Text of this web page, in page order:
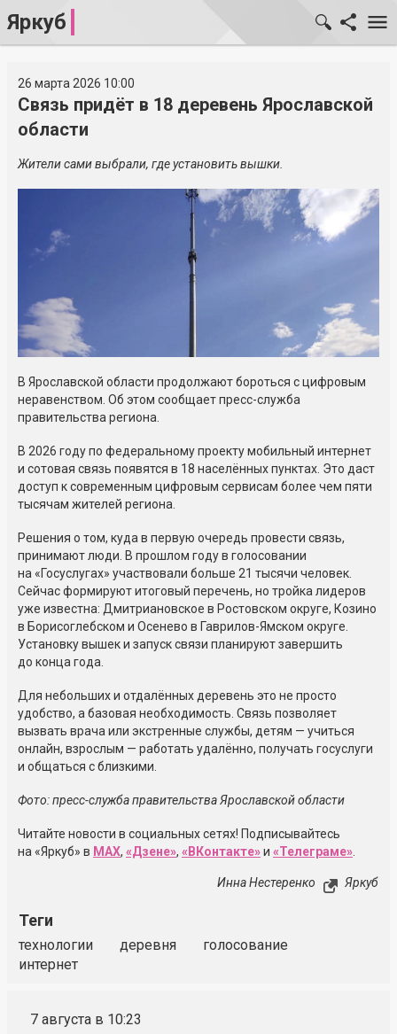
Яркуб
26 марта 2026 10:00
Связь придёт в 18 деревень Ярославской
области
Жители сами выбрали, где установить вышки.
В Ярославской области продолжают бороться с цифровым
неравенством. Об этом сообщает пресс-служба
правительства региона.
В 2026 году по федеральному проекту мобильный интернет
и сотовая связь появятся в 18 населённых пунктах. Это даст
доступ к современным цифровым сервисам более чем пяти
тысячам жителей региона.
Решения о том, куда в первую очередь провести связь,
принимают люди. В прошлом году в голосовании
на «Госуслугах» участвовали больше 21 тысячи человек.
Сейчас формируют итоговый перечень, но тройка лидеров
уже известна: Дмитриановское в Ростовском округе, Козино
в Борисоглебском и Осенево в Гаврилов-Ямском округе.
Установку вышек и запуск связи планируют завершить
до конца года.
Для небольших и отдалённых деревень это не просто
удобство, а базовая необходимость. Связь позволяет
вызвать врача или экстренные службы, детям — учиться
онлайн, взрослым — работать удалённо, получать госуслуги
и общаться с близкими.
Фото: пресс-служба правительства Ярославской области
Читайте новости в социальных сетях! Подписывайтесь
на «Яркуб» в MAX, «Дзене», «ВКонтакте»и «Телеграме».
Инна Нестеренко Яркуб
Теги
технологии деревня
голосование
интернет
7 августа в 10:23